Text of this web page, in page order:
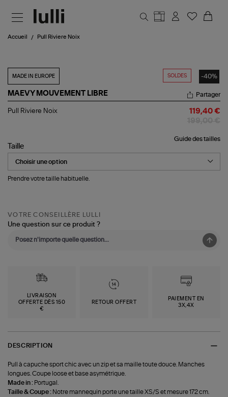
Accueil Pull Riviere Noix
SOLDES -40%
MADE IN EUROPE
MAEVY MOUVEMENT LIBRE
Pull
Partager
Pull Riviere Noix 119,40 €
Guide des tailles
Taille
Prendre votre taille habituelle.
VOTRE CONSEILLÈRE LULLI
Une question sur ce produit ?
LIVRAISON
OFFERTE DÈS 150
€
RETOUR OFFERT
PAIEMENT EN
3X,4X
DESCRIPTION
Pull à capuche sport chic avec un zip et sa maille toute douce. Manches
longues. Coupe loose et base asymétrique.
Made in : Portugal.
Taille & Coupe : Notre mannequin porte une taille XS/S et mesure 172 cm.